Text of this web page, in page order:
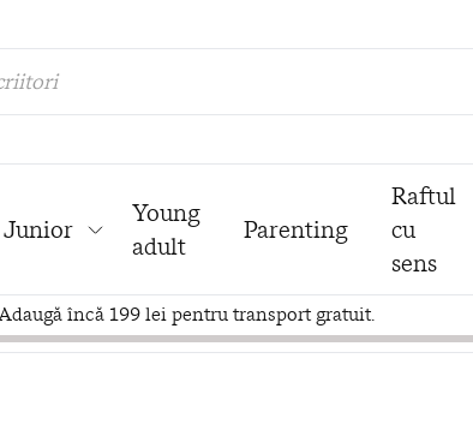
Junior
Young
adult
Parenting
Raftul
cu
sens
încă 199 lei pentru transport gratuit.